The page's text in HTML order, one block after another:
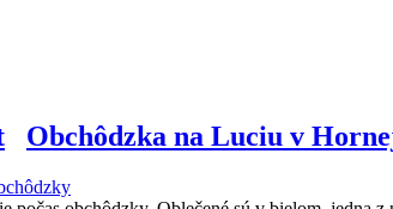
Obchôdzka na Luciu v